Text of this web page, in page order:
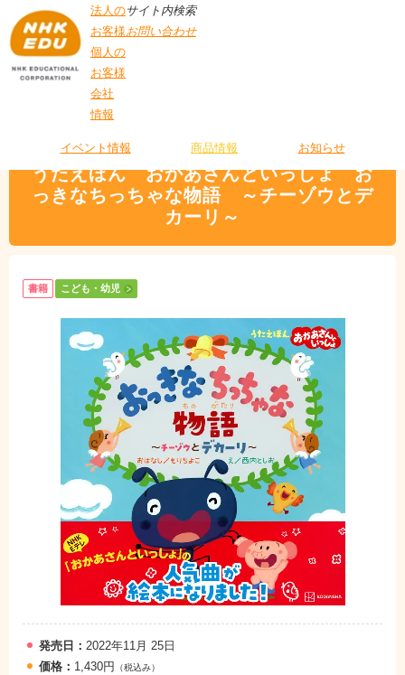
法人の
お客様
個人の
お客様
会社
情報
サイト内検索
お問い合わせ
イベント情報 商品情報 お知らせ
っちゃな物語 ～チーゾウとデカーリ～
うたえほん おかあさんといっしょ お
っきなちっちゃな物語 ～チーゾウとデ
カーリ～
書籍 こども・幼児
発売日： 2022年11月 25日
価格： 1,430円 （税込み）